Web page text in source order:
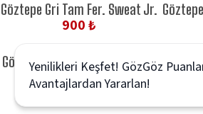
Göztepe Gri Tam Fer. Sweat Jr.
900 ₺
Göztepe Sarı Kırmızı Sweat Jr.
900 ₺
Yenilikleri Keşfet! GözGöz
Avantajlardan Yararlan!